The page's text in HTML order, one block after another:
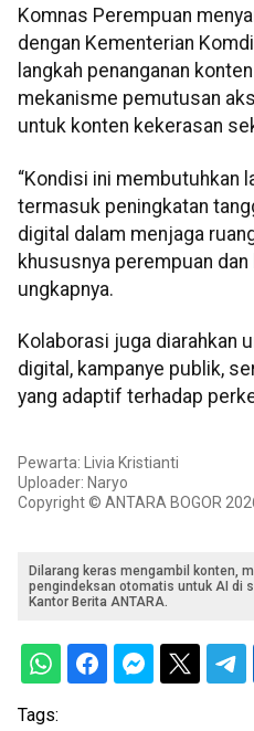
Komnas Perempuan
dengan Kementerian
langkah penanganan
mekanisme pemutusan
untuk konten kekerasan
“Kondisi ini membutuhkan
termasuk peningkatan
digital dalam menjaga
khususnya perempuan dan
ungkapnya.
Kolaborasi juga diarahkan
digital, kampanye publik,
yang adaptif terhadap
Pewarta: Livia Kristianti
Uploader: Naryo
Copyright © ANTARA BOGOR
Dilarang keras mengambil konten,
pengindeksan otomatis untuk AI di
Kantor Berita ANTARA.
Tags: